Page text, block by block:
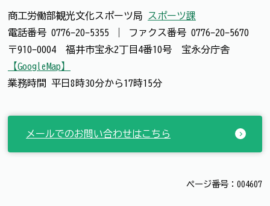
商工労働部観光文化スポーツ局
スポーツ課
電話番号 0776-20-5355 ファクス番号 0776-20-5670
〒910-0004 福井市宝永2丁目4番10号 宝永分庁舎
【GoogleMap】
業務時間 平日8時30分から17時15分
メールでのお問い合わせはこちら
ページ番号：004607